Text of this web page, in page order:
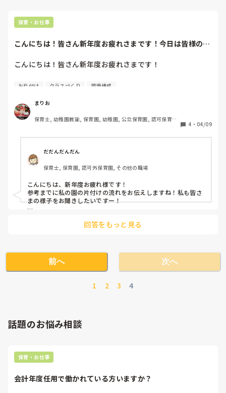
保育・お仕事
こんにちは！皆さん新年度お疲れさまです！今日は皆様のお
こんにちは！皆さん新年度お疲れさまです！
今日は皆様のお知恵を少し拝借したいんですが…
私の勤める園は一斉保育で、私は今年度3歳児クラスを担当
しています。
朝の自由遊びからのお片付けに時間が掛かってしまっていま
声掛けなどをしつつ片付けますが、ブロックなどが部屋中に
散乱し、そこでまだまだ遊びたい子どもたちもいて、中々し
っちゃかめっちゃかなカオスな状態です(笑)
年齢的にもまた年度始めということもあるので、アセらずに
行こうとは思っていますが、この時期の子たちにも何かでき
る援助がないかなぁと、模索中です。
また、私もあまり怒鳴ったりして子どもたちを動かしたくな
・自由遊びの室内構成は、子どもたちが片付けやすいように
していますか？もししていたら、具体的にはどんな風に行っ
ているのか教えていただけたら有り難いです。
たします！
お片付け クラスづくり 環境構成
まりお
保育士, 幼稚園教諭, 保育園, 幼稚園, 公立保育園, 認可保育園,
達支援施設, 小規模認可保育園
4 ・ 04/09
だだんだんだん
保育士, 保育園, 認可外保育園, その他の職場
こんにちは、新年度お疲れ様です！
参考までに私の園の片付けの流れをお伝えしますね！私も皆さ
まの様子をお聞きしたいですー！
特別片付けやすい室内構成にはなっておらず、子どもの目の前
でおもちゃを出してカゴは手の届かない所へ。子ども達はおも
ゴを取ろうとすると片付けと理解してパッと動きだしますよ✨
る様にする、なども単純ですが続けていけば効果的ですよね✨
回答をもっと見る
前へ
1 2 3 4
次へ
話題のお悩み相談
保育・お仕事
会計年度任用で働かれている方いますか？